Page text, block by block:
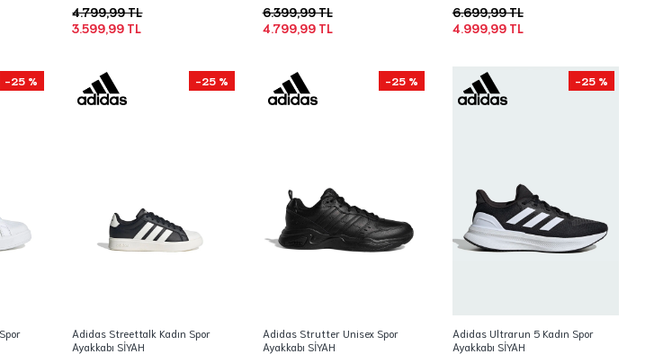
3.599,99 TL
4.799,99 TL
4.799,99 TL
6.399,99 TL
4.999,99 TL
6.699,99 TL
-25 % -25 %
Adidas Streettalk Kadın Spor
Ayakkabı SİYAH
-25 %
Adidas Strutter Unisex Spor
Ayakkabı SİYAH
-25 %
Adidas Ultrarun 5 Kadın Spor
Ayakkabı SİYAH